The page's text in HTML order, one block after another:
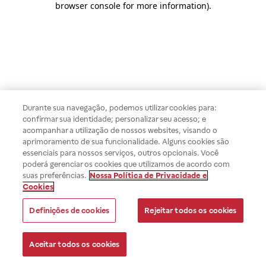
browser console for more information).
Durante sua navegação, podemos utilizar cookies para:
confirmar sua identidade; personalizar seu acesso; e
acompanhar a utilização de nossos websites, visando o
aprimoramento de sua funcionalidade. Alguns cookies são
essenciais para nossos serviços, outros opcionais. Você
poderá gerenciar os cookies que utilizamos de acordo com
suas preferências. Nossa Política de Privacidade e
Cookies
Definições de cookies Rejeitar todos os cookies
Aceitar todos os cookies